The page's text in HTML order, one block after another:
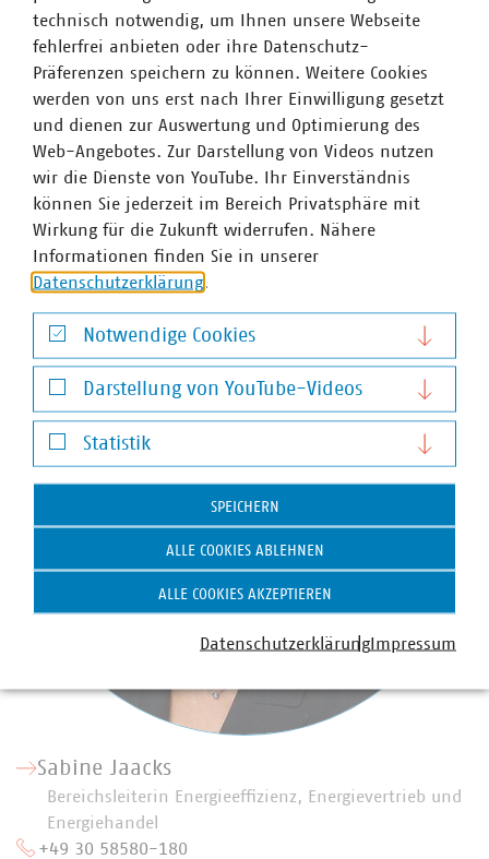
Das nicht zustimmungspflichtige EnEfG soll auf der
und zur Beschlussfassung gestellt werden. Nach
Informationen des VKU soll es voraussichtlich in 12/2023
Ansprechpartner
Sabine Jaacks
Bereichsleiterin Energieeffizienz, Energievertrieb und
Energiehandel
+49 30 58580-180
technisch notwendig, um Ihnen unsere Webseite
fehlerfrei anbieten oder ihre Datenschutz-
Präferenzen speichern zu können. Weitere Cookies
werden von uns erst nach Ihrer Einwilligung gesetzt
und dienen zur Auswertung und Optimierung des
Web-Angebotes. Zur Darstellung von Videos nutzen
wir die Dienste von YouTube. Ihr Einverständnis
können Sie jederzeit im Bereich Privatsphäre mit
Wirkung für die Zukunft widerrufen. Nähere
Informationen finden Sie in unserer
Datenschutzerklärung
Notwendige Cookies
Notwendige Cookies
Darstellung von YouTube-Videos
Darstellung von YouTube-Videos
Statistik
Statistik
SPEICHERN
ALLE COOKIES ABLEHNEN
ALLE COOKIES AKZEPTIEREN
DatenschutzerklärungImpressum